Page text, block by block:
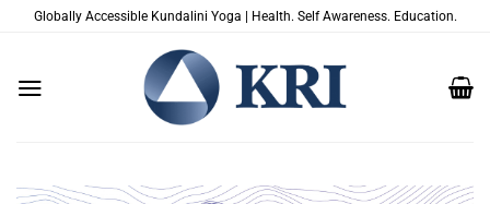
PasserGlobally Accessible Kundalini Yoga | Health. Self Awareness. Education.